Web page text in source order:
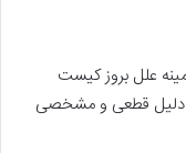
علل بروز کیست
دلیل قطعی و مشخصی